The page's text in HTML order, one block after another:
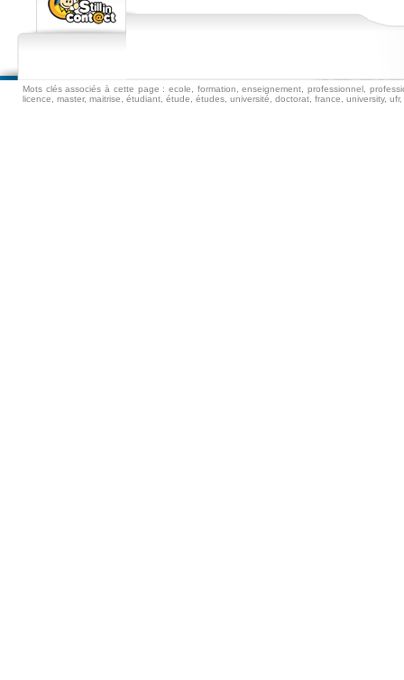
Mots clés associés à cette page : ecole, formation, enseignement, professionnel,
licence, master, maitrise, étudiant, étude, études, université, doctorat, france, university,